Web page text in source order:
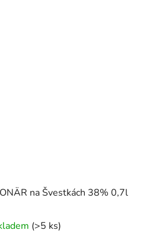
na Švestkách 38% 0,7l
(>5 ks)